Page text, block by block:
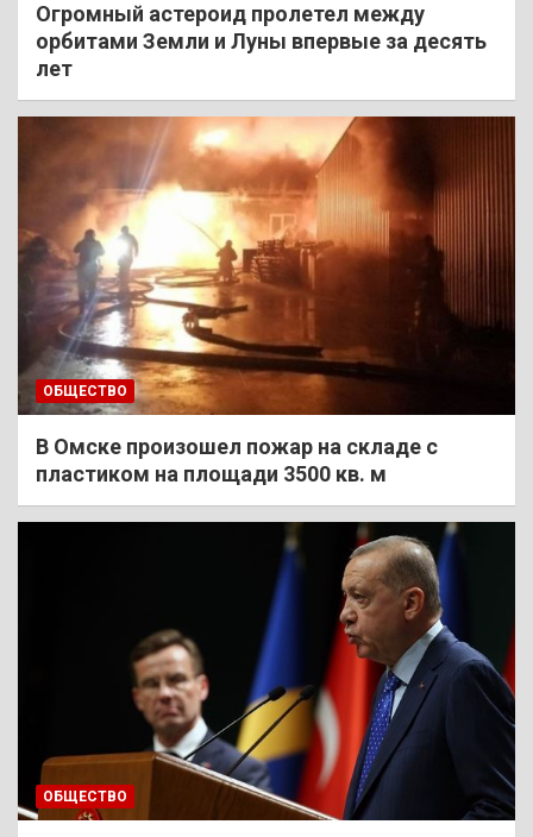
Огромный астероид пролетел между
орбитами Земли и Луны впервые за десять
лет
ОБЩЕСТВО
В Омске произошел пожар на складе с
пластиком на площади 3500 кв. м
ОБЩЕСТВО